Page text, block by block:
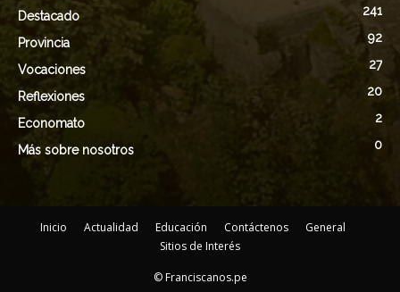
Destacado 241
Provincia 92
Vocaciones 27
Reflexiones 20
Economato 2
Más sobre nosotros 0
Inicio Actualidad Educación Contáctenos
General
Sitios de Interés
© Franciscanos.pe